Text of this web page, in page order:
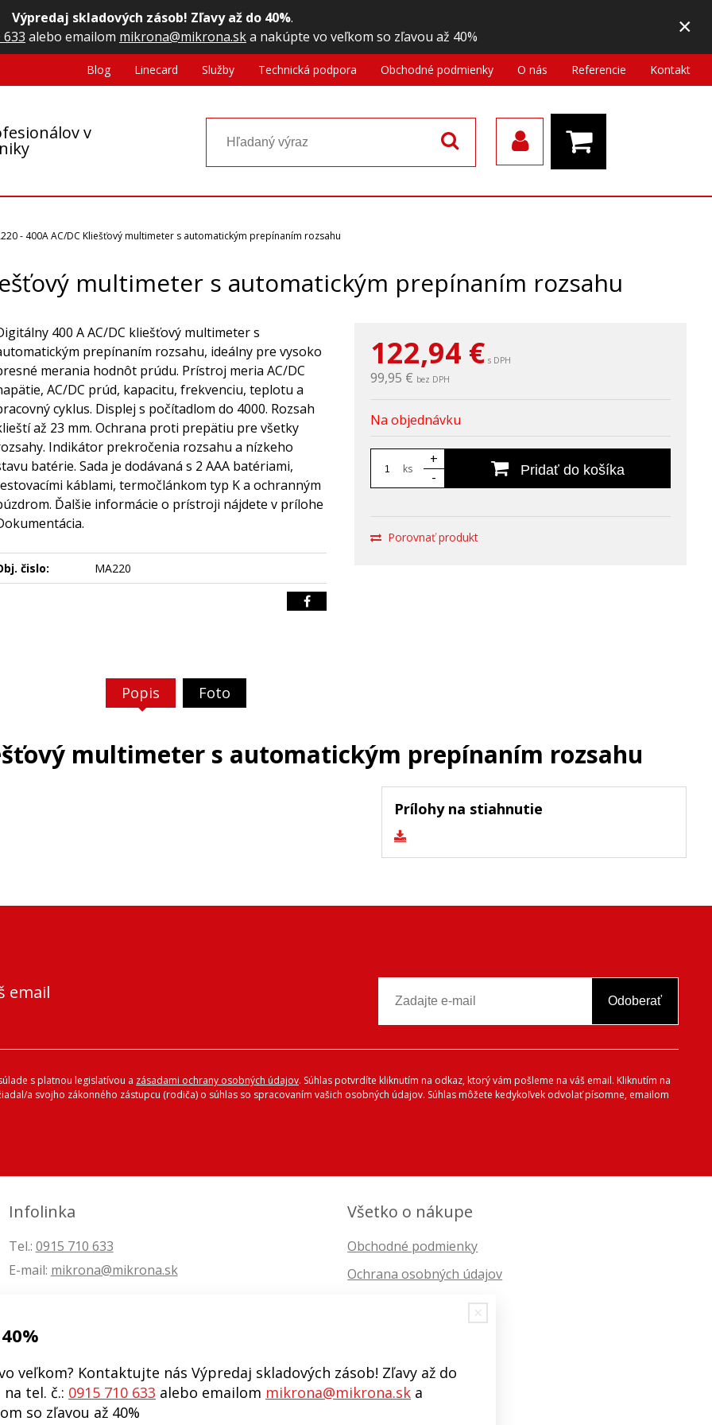
Výpredaj skladových zásob! Zľavy až do 40%.
633 alebo emailom mikrona@mikrona.ska nakúpte vo veľkom so zľavou až 40% ×
v
Blog Linecard Služby Technická podpora Obchodné podmienky O nás Referencie Kontakt
- 400A AC/DC Kliešťový multimeter s automatickým prepínaním rozsahu
multimeter s automatickým prepínaním rozsahu
122,94 € s DPH
99,95 € bez DPH
Na objednávku
ks
+
-
Pridať do košíka
Porovnať produkt
400 A AC/DC kliešťový multimeter s
prepínaním rozsahu, ideálny pre vysoko
merania hodnôt prúdu. Prístroj meria AC/DC
AC/DC prúd, kapacitu, frekvenciu, teplotu a
cyklus. Displej s počítadlom do 4000. Rozsah
až 23 mm. Ochrana proti prepätiu pre všetky
Indikátor prekročenia rozsahu a nízkeho
batérie. Sada je dodávaná s 2 AAA batériami,
káblami, termočlánkom typ K a ochranným
Ďalšie informácie o prístroji nájdete v prílohe
čislo: MA220
Popis Foto
multimeter s automatickým prepínaním rozsahu
Prílohy na stiahnutie
email Odoberať
s platnou legislatívou a zásadami ochrany osobných údajov. Súhlas potvrdíte kliknutím na odkaz, ktorý vám pošleme na váš email. Kliknutím na
a svojho zákonného zástupcu (rodiča) o súhlas so spracovaním vašich osobných údajov. Súhlas môžete kedykoľvek odvolať písomne, emailom
Infolinka
Tel.: 0915 710 633
E-mail: mikrona@mikrona.sk
Všetko o nákupe
Obchodné podmienky
Ochrana osobných údajov
veľkom? Kontaktujte nás Výpredaj skladových zásob! Zľavy až do
tel. č.: 0915 710 633 alebo emailom mikrona@mikrona.sk a
so zľavou až 40%